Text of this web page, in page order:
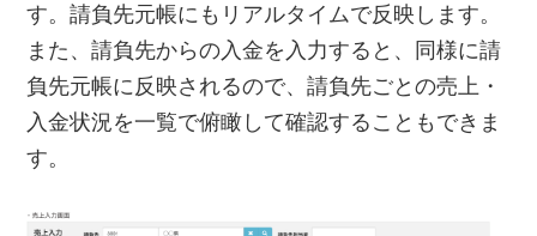
す。請負先元帳にもリアルタイムで反映します。
また、請負先からの入金を入力すると、同様に請
負先元帳に反映されるので、請負先ごとの売上・
入金状況を一覧で俯瞰して確認することもできま
す。